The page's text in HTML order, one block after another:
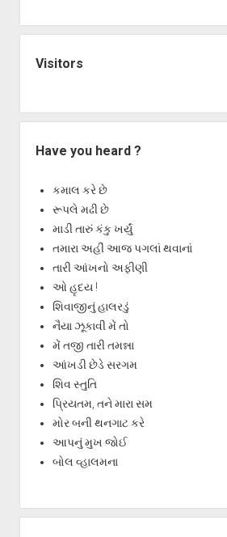
Visitors
Have you heard ?
કમાલ કરે છે
રૂપલે મઢી છે
માડી તારું કંકુ ખર્યું
તમારા અહીં આજ પગલાં થવાનાં
તારી આંખનો અફીણી
ઓ હૃદય !
શિવાજીનું હાલરડું
નૈયા ઝૂકાવી મેં તો
મેં તજી તારી તમન્ના
આંખડી છેડે સરગમ
શિવ સ્તુતિ
પ્રિયતમ, તને મારા સમ
મોર બની થનગાટ કરે
આપનું મુખ જોઈ
બોલ વ્હાલમના